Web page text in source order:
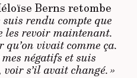
Berns retombe
suis rendu compte que
les revoir maintenant.
vivait comme ça.
négatifs et suis
s’il avait changé. »